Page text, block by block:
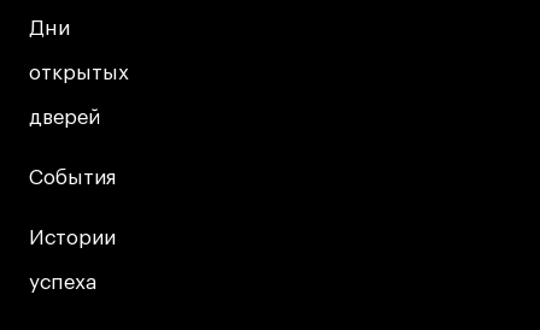
Дни
открытых
дверей
Дни
открытых
дверей
События
События
Истории
успеха
Истории
успеха